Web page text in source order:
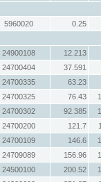
5960020
0.25
24900108
12.213
24700404
37.591
24700335
63.23
24700325 76.43
24700302 92.385
24700200 121.7
24700109 146.6
24709089 156.96
24500100 200.52